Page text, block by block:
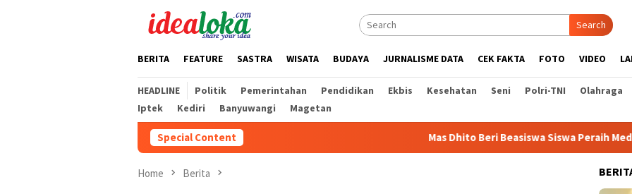
Search
BERITA FEATURE SASTRA WISATA BUDAYA JURNALISME DATA CEK FAKTA FOTO VIDEO
HEADLINE Politik Pemerintahan Pendidikan Ekbis Kesehatan Seni Polri-TNI
Olahraga
Iptek
Kediri Banyuwangi Magetan
Special Content Mas Dhito Beri Beasiswa Siswa Peraih Medali Emas LKS
Home Berita